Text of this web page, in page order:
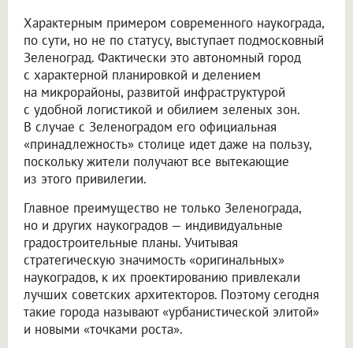
Характерным примером современного наукограда,
по сути, но не по статусу, выступает подмосковный
Зеленоград. Фактически это автономный город
с характерной планировкой и делением
на микрорайоны, развитой инфраструктурой
с удобной логистикой и обилием зеленых зон.
В случае с Зеленоградом его официальная
«принадлежность» столице идет даже на пользу,
поскольку жители получают все вытекающие
из этого привилегии.
Главное преимущество не только Зеленограда,
но и других наукоградов — индивидуальные
градостроительные планы. Учитывая
стратегическую значимость «оригинальных»
наукоградов, к их проектированию привлекали
лучших советских архитекторов. Поэтому сегодня
такие города называют «урбанистической элитой»
и новыми «точками роста».